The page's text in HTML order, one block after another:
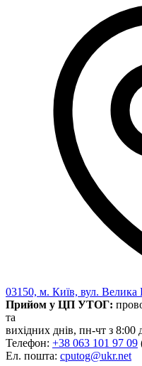
Одеська
Сумська
Особи
питань
Вивчаємо
ЦУЖМ
Проєкт
ВІКТОРИНА
На допомогу
Медична
03150, м. Київ, вул. Велика
Прийом у ЦП УТОГ:
та
вихідних днів, пн-чт з 8:00
Телефон: +38 063 101 97 09
Ел. пошта: cputog@ukr.net